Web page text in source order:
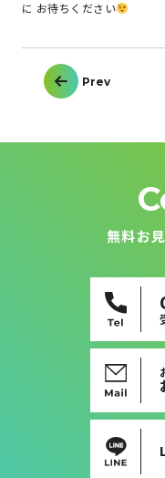
に お待ちください
投
稿
ー
Prev
無料お